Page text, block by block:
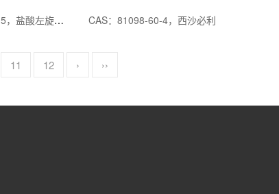
CAS：16595-80-5，盐酸左旋咪唑 CAS：81098-60-4，西沙必利
11 12 › ››